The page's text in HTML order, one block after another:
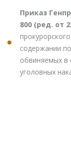
Приказ
800 (ред. от
содержании
обвиняемых в
уголовных